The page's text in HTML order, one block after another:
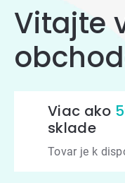
Vitajte
Viac ako
sklade
Tovar je k